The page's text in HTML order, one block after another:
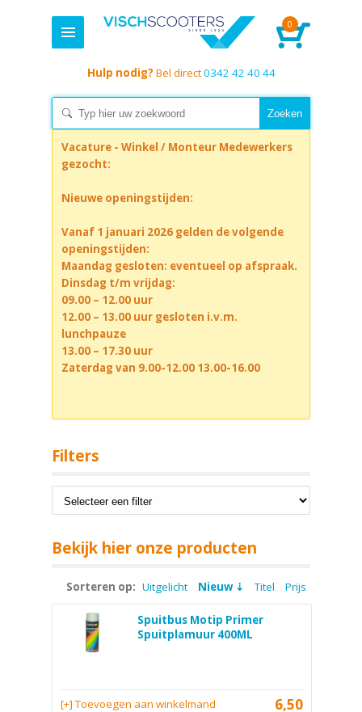
0
Hulp nodig? Bel direct0342 42 40 44
Vacature - Winkel / Monteur Medewerkers
gezocht:
Nieuwe openingstijden:
Vanaf 1 januari 2026 gelden de volgende
openingstijden:
Maandag gesloten: eventueel op afspraak.
Dinsdag t/m vrijdag:
09.00 – 12.00 uur
12.00 – 13.00 uur gesloten i.v.m.
lunchpauze
13.00 – 17.30 uur
Zaterdag van 9.00-12.00 13.00-16.00
Filters
Bekijk hier onze producten
Sorteren op: Uitgelicht Nieuw Titel Prijs
Spuitbus Motip Primer
Spuitplamuur 400ML
6,50
[+] Toevoegen aan winkelmand